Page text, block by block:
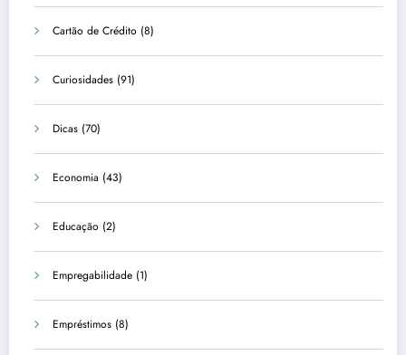
Cartão de Crédito (8)
Curiosidades (91)
Dicas (70)
Economia (43)
Educação (2)
Empregabilidade (1)
Empréstimos (8)